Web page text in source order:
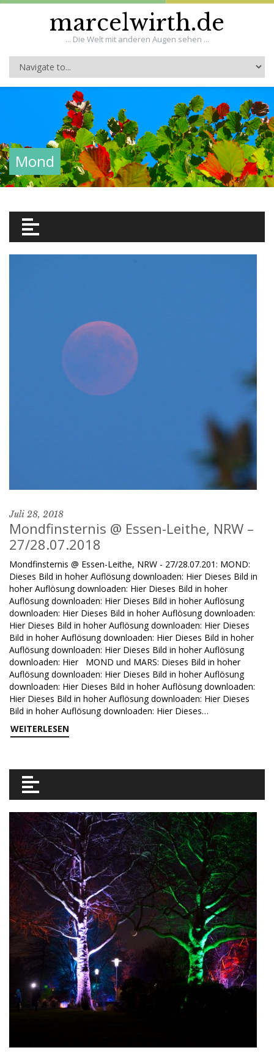
marcelwirth.de
... Die Welt mit anderen Augen sehen ...
Mond
Juli 28, 2018
Mondfinsternis @ Essen-Leithe, NRW –
27/28.07.2018
Mondfinsternis @ Essen-Leithe, NRW - 27/28.07.201: MOND:
Dieses Bild in hoher Auflösung downloaden: Hier Dieses Bild in
hoher Auflösung downloaden: Hier Dieses Bild in hoher
Auflösung downloaden: Hier Dieses Bild in hoher Auflösung
downloaden: Hier Dieses Bild in hoher Auflösung downloaden:
Hier Dieses Bild in hoher Auflösung downloaden: Hier Dieses
Bild in hoher Auflösung downloaden: Hier Dieses Bild in hoher
Auflösung downloaden: Hier Dieses Bild in hoher Auflösung
downloaden: Hier MOND und MARS: Dieses Bild in hoher
Auflösung downloaden: Hier Dieses Bild in hoher Auflösung
downloaden: Hier Dieses Bild in hoher Auflösung downloaden:
Hier Dieses Bild in hoher Auflösung downloaden: Hier Dieses
Bild in hoher Auflösung downloaden: Hier Dieses…
WEITERLESEN